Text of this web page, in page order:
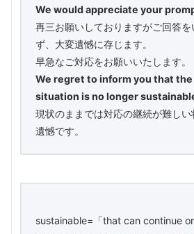
We would appreciate your
再三お願いしておりますがご回答を
ず、大変遺憾に存じます。
早急なご対応をお願いいたします。
We regret to inform you that
situation is no longer
現状のままでは対応の継続が難しい
遺憾です。
sustainable=「that can continue